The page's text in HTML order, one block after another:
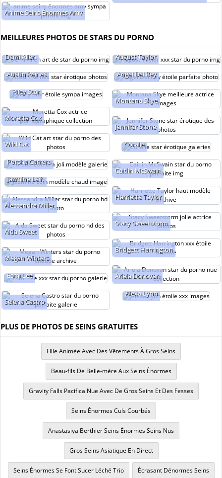
Anime Seins Énormes Amv
MEILLEURES PHOTOS DE STARS DU PORNO
Demi Allen
August Taylor
Austin Reines
Angel Del Rey
Riley Star
Montana Skye
Moretta Cox
Jennifer Stone
Wild Cat
Coralie
Porsha Carrera
Caitlin McSwain
Jazmine Leih
Harriette Taylor
Alessandra Miller
Stacy Sweetstorm
Aida Sweet
Bridgett Harrington
Megan Winters
Ariela Donovan
Esmi Lee
Selena Castro
Alexa Lynn
PLUS DE PHOTOS DE SEINS GRATUITES
Fille Animée Avec Des Vêtements À Gros Seins
Beau-fils De Belle-mère Aux Seins Énormes
Gravity Falls Pacifica Nue Avec De Gros Seins Et Des Fesses
Seins Énormes Culs Courbés
Anastasiya Berthier Seins Énormes Seins Nus
Gros Seins Asiatique En Direct
Seins Énormes Se Font Sucer Léché Trio Écrasant Dénormes Seins